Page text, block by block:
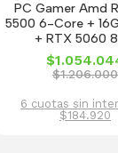
PC Gamer Amd
5500 6-Core +
+ RTX 5060
$1.206.000
6 cuotas sin
$184.920